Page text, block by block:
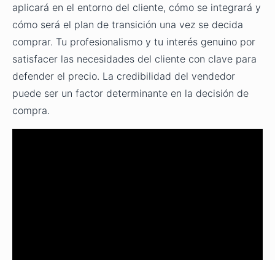
aplicará en el entorno del cliente, cómo se integrará y
cómo será el plan de transición una vez se decida
comprar. Tu profesionalismo y tu interés genuino por
satisfacer las necesidades del cliente con clave para
defender el precio. La credibilidad del vendedor
puede ser un factor determinante en la decisión de
compra.